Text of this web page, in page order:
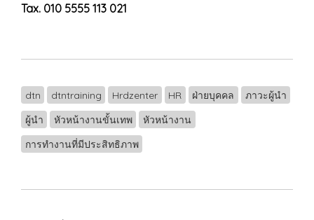
Tax. 010 5555 113 021
dtn dtntraining Hrdzenter HR ฝ่ายบุคคล
ภาวะผู้นำ
ผู้นำ
หัวหน้างานขั้นเทพ
หัวหน้างาน
การทำงานที่มีประสิทธิภาพ